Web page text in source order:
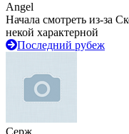
Angel
Начала смотреть из-за
некой характерной
Последний рубеж
Серж